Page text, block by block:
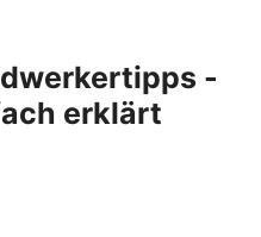
-
erklärt